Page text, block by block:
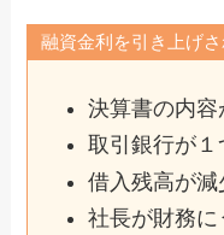
融資金利を引き上げ
決算書の内容
取引銀行が１
借入残高が減
社長が財務に